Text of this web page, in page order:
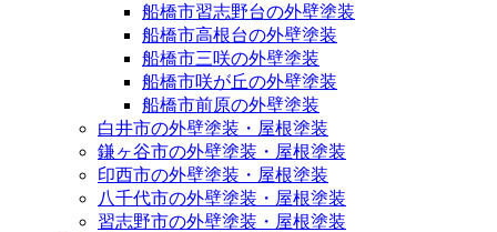
船橋市習志野台の外壁塗装
船橋市高根台の外壁塗装
船橋市三咲の外壁塗装
船橋市咲が丘の外壁塗装
船橋市前原の外壁塗装
白井市の外壁塗装・屋根塗装
鎌ヶ谷市の外壁塗装・屋根塗装
印西市の外壁塗装・屋根塗装
八千代市の外壁塗装・屋根塗装
習志野市の外壁塗装・屋根塗装